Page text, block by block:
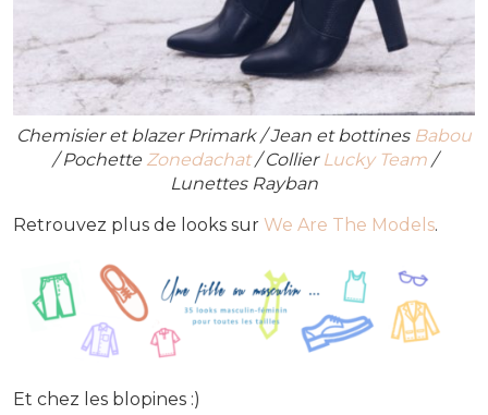
Chemisier et blazer Primark / Jean et bottines Babou
/ Pochette Zonedachat/ Collier Lucky Team/
Lunettes Rayban
Retrouvez plus de looks sur We Are The Models.
Et chez les blopines :)